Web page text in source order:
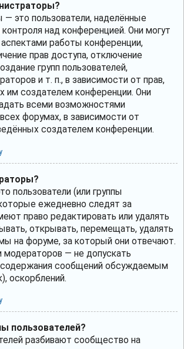
это пользователи, наделённые
над конференцией. Они могут
работы конференции,
прав доступа, отключение
групп пользователей,
и т. п., в зависимости от прав,
им создателем конференции. Они
всеми возможностями
форумах, в зависимости от
создателем конференции.
пользователи (или группы
ежедневно следят за
право редактировать или удалять
открывать, перемещать, удалять
на форуме, за который они отвечают.
модераторов — не допускать
содержания сообщений обсуждаемым
оскорблений.
пользователей?
разбивают сообщество на